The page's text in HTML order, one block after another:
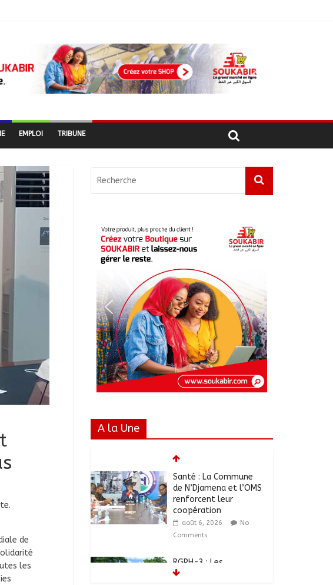
pour le recensement
tchadiens au Maroc
en ligne
EMPLOI TRIBUNE
de
les
A la Une
Santé : La Commune
de N’Djamena et l’OMS
renforcent leur
coopération
août 6, 2026
No
Comments
RGPH-3 : Les
communautés